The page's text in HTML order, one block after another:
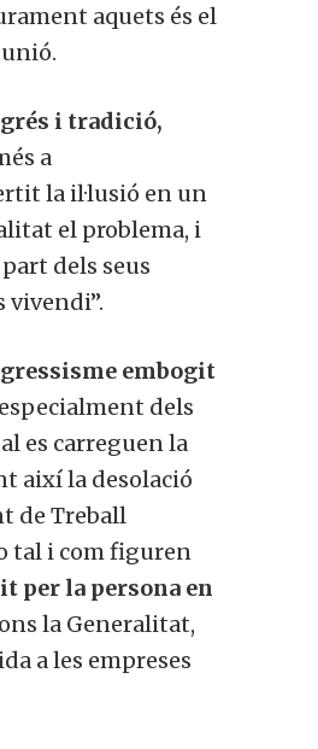
aquets és el
i tradició,
a
la il·lusió en un
el problema, i
dels seus
vivendi”.
embogit
dels
es carreguen la
així la desolació
de Treball
tal i com figuren
per la persona en
la Generalitat,
a les empreses